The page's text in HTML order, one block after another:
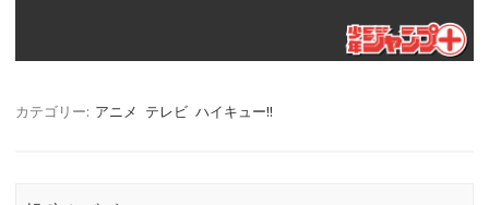
カテゴリー: アニメ テレビ ハイキュー!!